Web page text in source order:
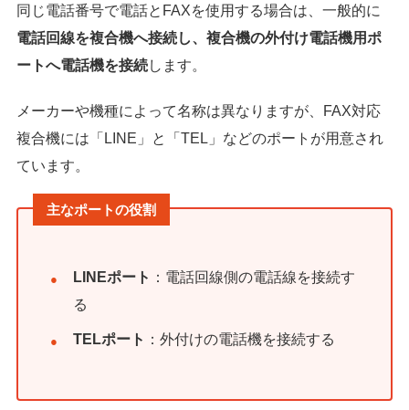
同じ電話番号で電話とFAXを使用する場合は、一般的に
電話回線を複合機へ接続し、複合機の外付け電話機用ポ
ートへ電話機を接続します。
メーカーや機種によって名称は異なりますが、FAX対応
複合機には「LINE」と「TEL」などのポートが用意され
ています。
主なポートの役割
LINEポート ：電話回線側の電話線を接続す
る
TELポート ：外付けの電話機を接続する